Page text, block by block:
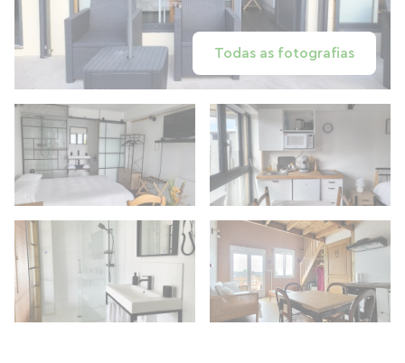
Todas as fotografias